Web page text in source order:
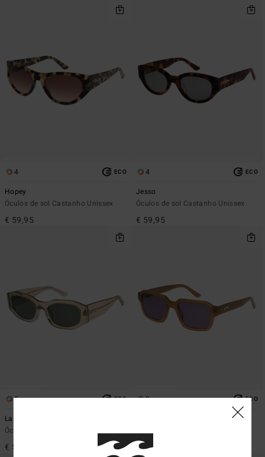
4 ECO
Hopey
Óculos de sol Castanho Unissex
€ 59,95
4 ECO
Jesso
Óculos de sol Castanho Unissex
€ 59,95
5 ECO
Lank
Óculos de sol Verde Unissex
€ 59,95
3 ECO
€ 59,95